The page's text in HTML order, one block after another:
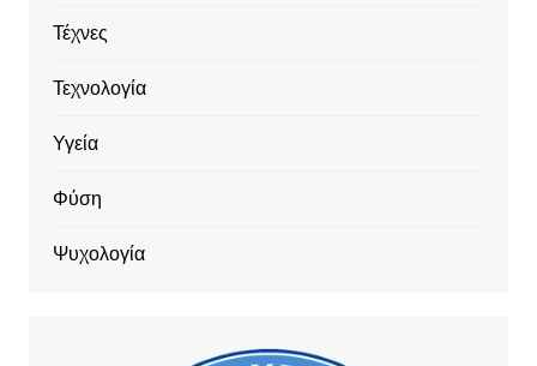
Τέχνες
Τεχνολογία
Υγεία
Φύση
Ψυχολογία